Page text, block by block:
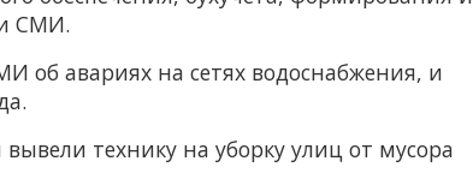
СМИ.
об авариях на сетях водоснабжения, и
технику на уборку улиц от мусора